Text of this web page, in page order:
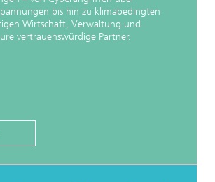
bis hin zu klimabedingten
Wirtschaft, Verwaltung und
vertrauenswürdige Partner.